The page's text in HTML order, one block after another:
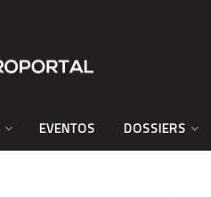
EVENTOS DOSSIERS